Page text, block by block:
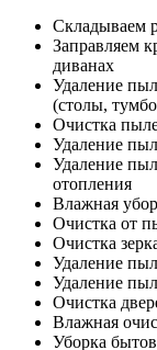
Складываем
Заправляем
диванах
Удаление
(столы,
Очистка
Удаление
Удаление
отопления
Влажная
Очистка от
Очистка
Удаление
Удаление
Очистка
Влажная
Уборка